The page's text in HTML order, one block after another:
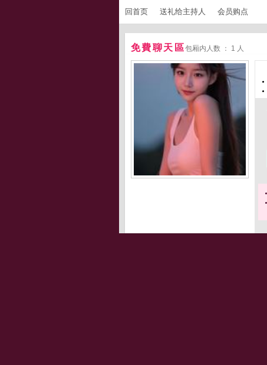
回首页 送礼给主持人 会员购点
免費聊天區包厢内人数 ： 1 人